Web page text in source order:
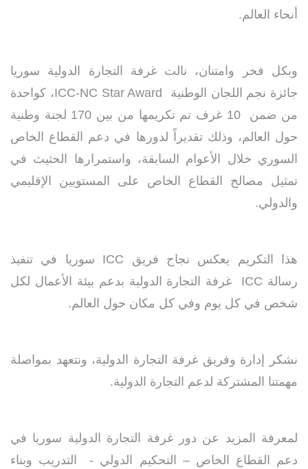
أنحاء العالم.
وبكل فخر وامتنان، نالت غرفة التجارة الدولية سوريا
جائزة نجم اللجان الوطنية ICC-NC Star Award، كواحدة
من ضمن10
غرف تم تكريمها من بين 170 لجنة وطنية
حول العالم، وذلك تقديراً لدورها في دعم القطاع الخاص
السوري خلال الأعوام السابقة، واستمرارها الحثيث في
تمثيل مصالح القطاع الخاص على المستويين الإقليمي
والدولي.
هذا التكريم يعكس نجاح فريق ICC سوريا في تنفيذ
رسالة ICC
غرفة التجارة الدولية بدعم بيئة الأعمال لكل
شخص في كل يوم وفي كل مكان حول العالم.
نشكر إدارة وفريق غرفة التجارة الدولية، ونتعهد بمواصلة
مهمتنا المشتركة لدعم التجارة الدولية.
لمعرفة المزيد عن دور غرفة التجارة الدولية سوريا في
دعم القطاع الخاص – التحكيم الدولي - التدريب وبناء